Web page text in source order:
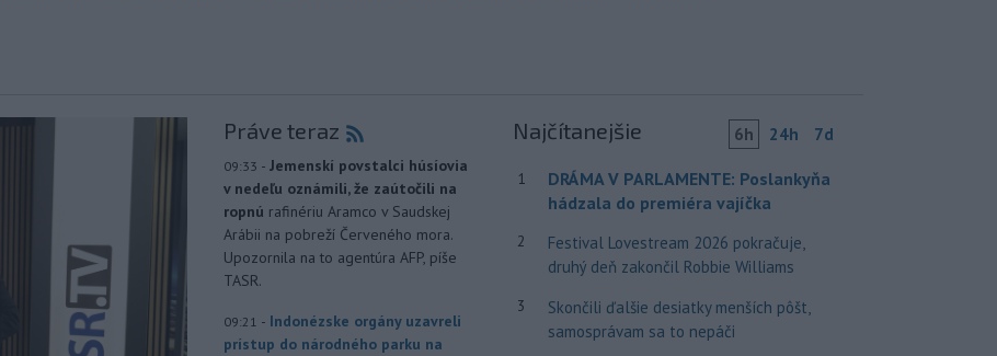
Práve teraz
09:33 - Jemenskí povstalci húsíovia
v nedeľu oznámili, že zaútočili na
ropnú rafinériu Aramco v Saudskej
Arábii na pobreží Červeného mora.
Upozornila na to agentúra AFP, píše
TASR.
09:21 - Indonézske orgány uzavreli
prístup do národného parku na
Najčítanejšie 6h 24h 7d
1
DRÁMA V PARLAMENTE: Poslankyňa
hádzala do premiéra vajíčka
2
Festival Lovestream 2026 pokračuje,
druhý deň zakončil Robbie Williams
3
Skončili ďalšie desiatky menších pôšt,
samosprávam sa to nepáči